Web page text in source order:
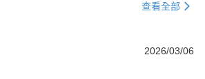
查看全部
2026/03/06